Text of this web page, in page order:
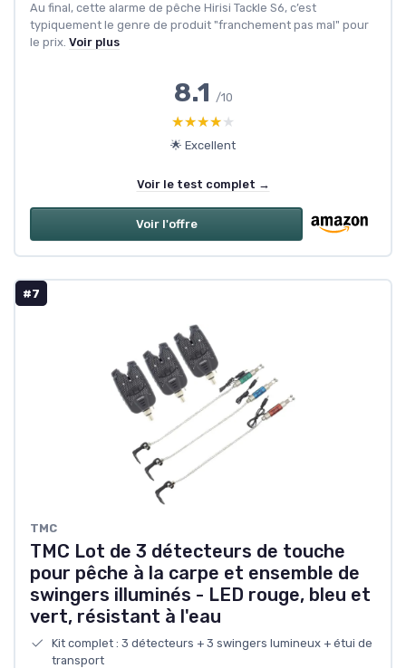
Au final, cette alarme de pêche Hirisi Tackle S6, c’est
typiquement le genre de produit "franchement pas mal" pour
le prix. Voir plus
8.1 /10
★★★★★
★★★★★
🌟 Excellent
Voir le test complet →
Voir l'offre
#7
‎TMC
TMC Lot de 3 détecteurs de touche
pour pêche à la carpe et ensemble de
swingers illuminés - LED rouge, bleu et
vert, résistant à l'eau
Kit complet : 3 détecteurs + 3 swingers lumineux + étui de
transport